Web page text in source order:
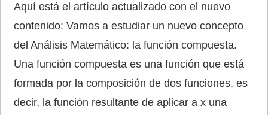
Aquí está el artículo actualizado con el nuevo
contenido: Vamos a estudiar un nuevo concepto
del Análisis Matemático: la función compuesta.
Una función compuesta es una función que está
formada por la composición de dos funciones, es
decir, la función resultante de aplicar a x una